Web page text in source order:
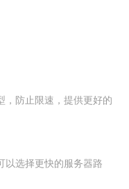
，防止限速，提供更好的
以选择更快的服务器路